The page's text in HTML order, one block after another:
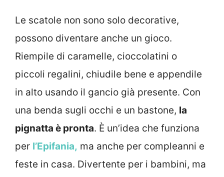
Le scatole non sono solo decorative,
possono diventare anche un gioco.
Riempile di caramelle, cioccolatini o
piccoli regalini, chiudile bene e appendile
in alto usando il gancio già presente. Con
una benda sugli occhi e un bastone, la
pignatta è pronta. È un’idea che funziona
per l’Epifania, ma anche per compleanni e
feste in casa. Divertente per i bambini, ma